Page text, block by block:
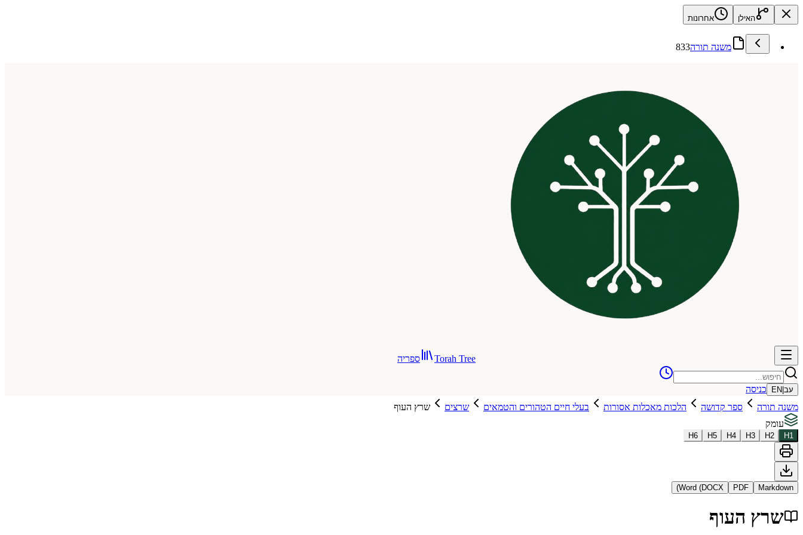
האילן אחרונות
משנה תורה833
Torah Tree ספריה
עב EN
כניסה
משנה תורה
ספר קדושה הלכות מאכלות אסורות בעלי חיים הטהורים והטמאים שרצים
שרץ העוף
עומק
H1
H2
H3
H4
H5
H6
Markdown
PDF
Word (DOCX)
שרץ העוף